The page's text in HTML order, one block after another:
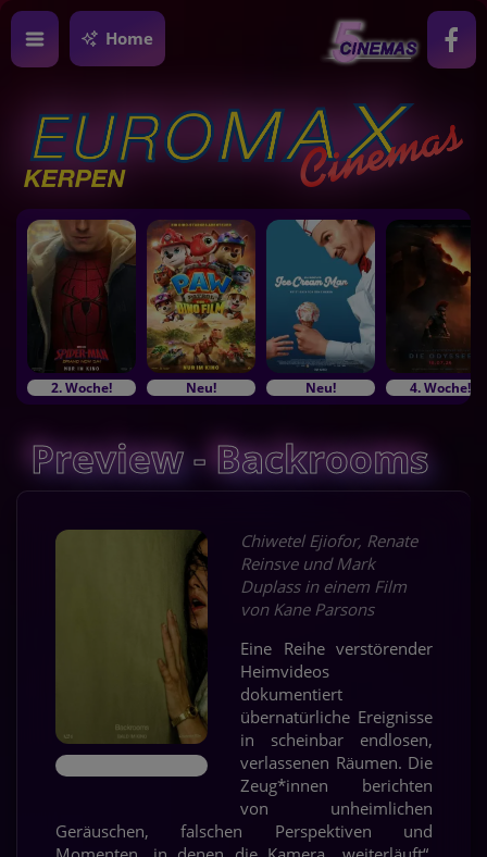
Home
2. Woche! Neu! Neu! 4. Woche!
Preview - Backrooms
Chiwetel Ejiofor, Renate
Reinsve und Mark
Duplass in einem Film
von Kane Parsons
Eine Reihe verstörender
Heimvideos
dokumentiert
übernatürliche Ereignisse
in scheinbar endlosen,
verlassenen Räumen. Die
Zeug*innen berichten
von unheimlichen
Geräuschen, falschen Perspektiven und